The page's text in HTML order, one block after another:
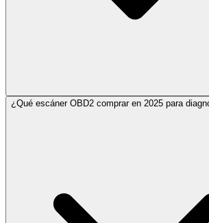
¿Qué escáner OBD2 comprar en 2025 para